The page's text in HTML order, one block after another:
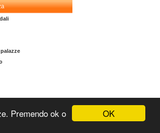
OK
Premendo ok o